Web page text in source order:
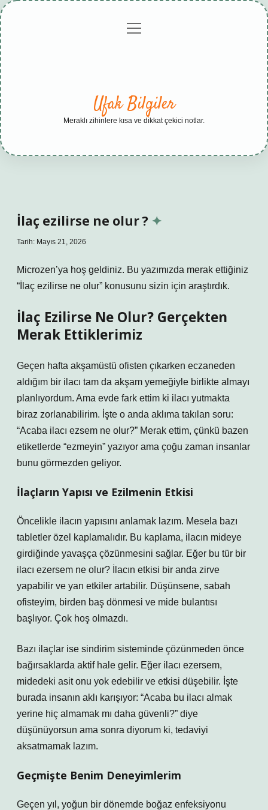
Gizlilikmenüyü
Ufak Bilgiler
Meraklı zihinlere kısa ve dikkat çekici notlar.
İlaç ezilirse ne olur ?
Tarih: Mayıs 21, 2026
Microzen’ya hoş geldiniz. Bu yazımızda merak ettiğiniz
“İlaç ezilirse ne olur” konusunu sizin için araştırdık.
İlaç Ezilirse Ne Olur? Gerçekten
Merak Ettiklerimiz
Geçen hafta akşamüstü ofisten çıkarken eczaneden
aldığım bir ilacı tam da akşam yemeğiyle birlikte almayı
planlıyordum. Ama evde fark ettim ki ilacı yutmakta
biraz zorlanabilirim. İşte o anda aklıma takılan soru:
“Acaba ilacı ezsem ne olur?” Merak ettim, çünkü bazen
etiketlerde “ezmeyin” yazıyor ama çoğu zaman insanlar
bunu görmezden geliyor.
İlaçların Yapısı ve Ezilmenin Etkisi
Öncelikle ilacın yapısını anlamak lazım. Mesela bazı
tabletler özel kaplamalıdır. Bu kaplama, ilacın mideye
girdiğinde yavaşça çözünmesini sağlar. Eğer bu tür bir
ilacı ezersem ne olur? İlacın etkisi bir anda zirve
yapabilir ve yan etkiler artabilir. Düşünsene, sabah
ofisteyim, birden baş dönmesi ve mide bulantısı
başlıyor. Çok hoş olmazdı.
Bazı ilaçlar ise sindirim sisteminde çözünmeden önce
bağırsaklarda aktif hale gelir. Eğer ilacı ezersem,
midedeki asit onu yok edebilir ve etkisi düşebilir. İşte
burada insanın aklı karışıyor: “Acaba bu ilacı almak
yerine hiç almamak mı daha güvenli?” diye
düşünüyorsun ama sonra diyorum ki, tedaviyi
aksatmamak lazım.
Geçmişte Benim Deneyimlerim
Geçen yıl, yoğun bir dönemde boğaz enfeksiyonu